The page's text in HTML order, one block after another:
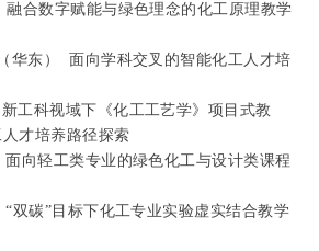
融合数字赋能与绿色理念的化工原理教学
华东）
面向学科交叉的智能化工人才培
新工科视域下《化工工艺学》项目式教
才培养路径探索
面向轻工类专业的绿色化工与设计类课程
“双碳”目标下化工专业实验虚实结合教学